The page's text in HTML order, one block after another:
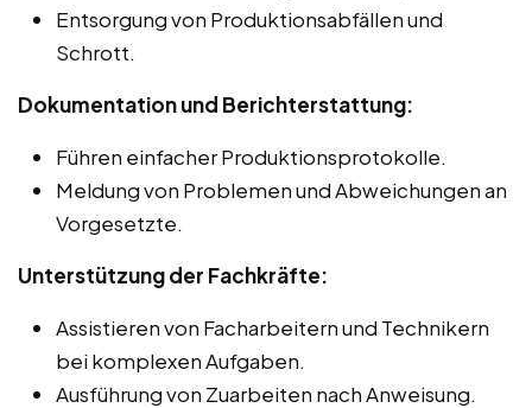
Entsorgung von Produktionsabfällen und
Schrott.
Dokumentation und Berichterstattung:
Führen einfacher Produktionsprotokolle.
Meldung von Problemen und Abweichungen an
Vorgesetzte.
Unterstützung der Fachkräfte:
Assistieren von Facharbeitern und Technikern
bei komplexen Aufgaben.
Ausführung von Zuarbeiten nach Anweisung.